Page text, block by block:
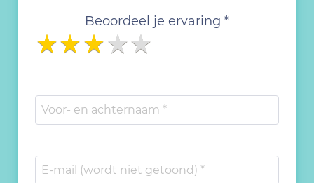
Beoordeel je ervaring *